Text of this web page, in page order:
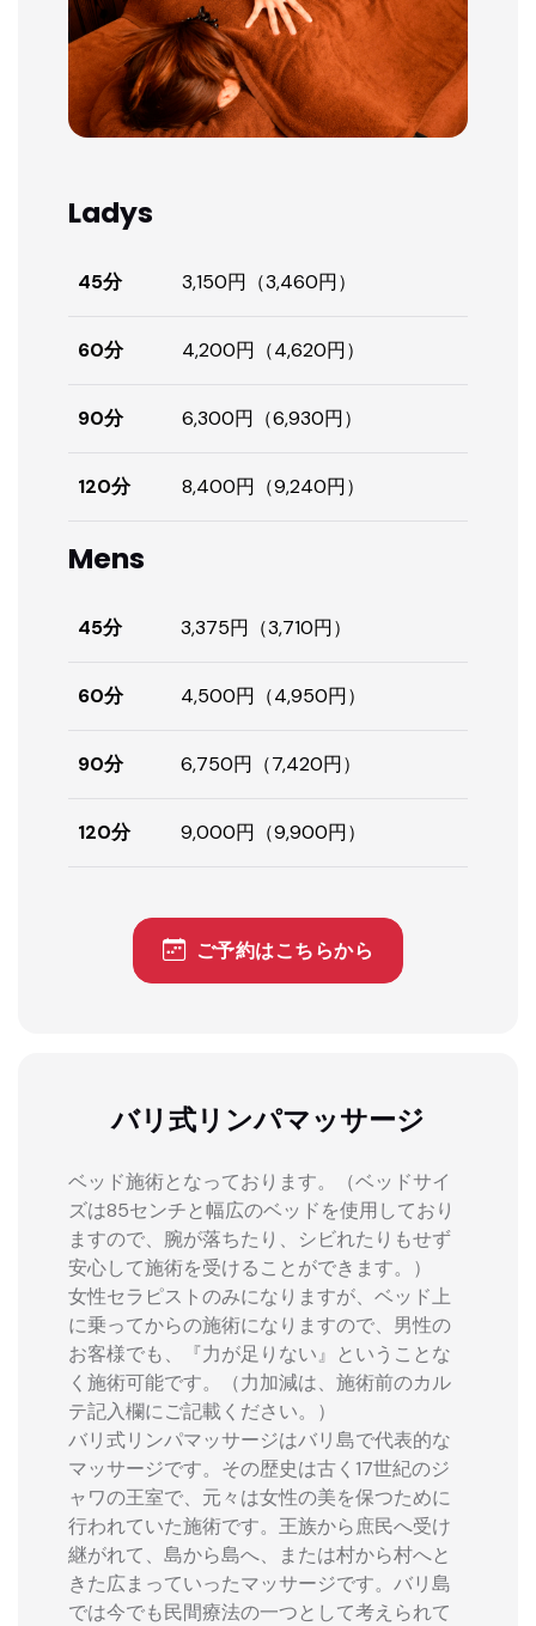
Ladys
45分 3,150円（3,460円）
60分 4,200円（4,620円）
90分 6,300円（6,930円）
120分 8,400円（9,240円）
Mens
45分 3,375円（3,710円）
60分 4,500円（4,950円）
90分 6,750円（7,420円）
120分 9,000円（9,900円）
ご予約はこちらから
バリ式リンパマッサージ
ベッド施術となっております。（ベッドサイ
ズは85センチと幅広のベッドを使用しており
ますので、腕が落ちたり、シビれたりもせず
安心して施術を受けることができます。）
女性セラピストのみになりますが、ベッド上
に乗ってからの施術になりますので、男性の
お客様でも、『力が足りない』ということな
く施術可能です。（力加減は、施術前のカル
テ記入欄にご記載ください。）
バリ式リンパマッサージはバリ島で代表的な
マッサージです。その歴史は古く17世紀のジ
ャワの王室で、元々は女性の美を保つために
行われていた施術です。王族から庶民へ受け
継がれて、島から島へ、または村から村へと
きた広まっていったマッサージです。バリ島
では今でも民間療法の一つとして考えられて